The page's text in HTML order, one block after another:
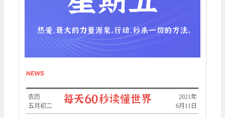
NEWS
2021年
6月11日
农历
五月初二